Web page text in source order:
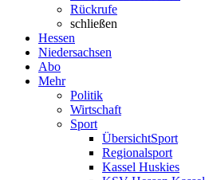
Rückrufe
schließen
Hessen
Niedersachsen
Abo
Mehr
Politik
Wirtschaft
Sport
ÜbersichtSport
Regionalsport
Kassel Huskies